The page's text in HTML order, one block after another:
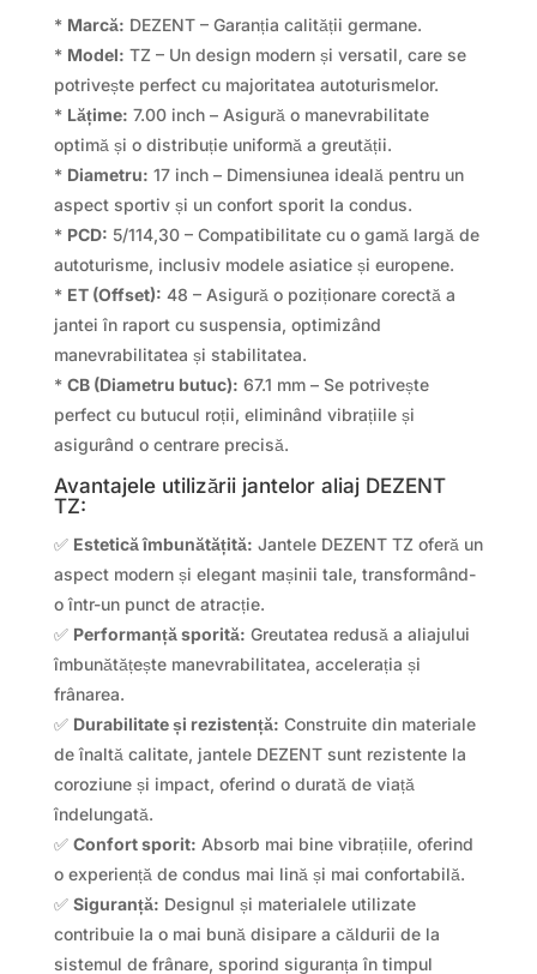
* Marcă: DEZENT – Garanția calității germane.
* Model: TZ – Un design modern și versatil, care se
potrivește perfect cu majoritatea autoturismelor.
* Lățime: 7.00 inch – Asigură o manevrabilitate
optimă și o distribuție uniformă a greutății.
* Diametru: 17 inch – Dimensiunea ideală pentru un
aspect sportiv și un confort sporit la condus.
* PCD: 5/114,30 – Compatibilitate cu o gamă largă de
autoturisme, inclusiv modele asiatice și europene.
* ET (Offset): 48 – Asigură o poziționare corectă a
jantei în raport cu suspensia, optimizând
manevrabilitatea și stabilitatea.
* CB (Diametru butuc): 67.1 mm – Se potrivește
perfect cu butucul roții, eliminând vibrațiile și
asigurând o centrare precisă.
Avantajele utilizării jantelor aliaj DEZENT
TZ:
✅ Estetică îmbunătățită: Jantele DEZENT TZ oferă un
aspect modern și elegant mașinii tale, transformând-
o într-un punct de atracție.
✅ Performanță sporită: Greutatea redusă a aliajului
îmbunătățește manevrabilitatea, accelerația și
frânarea.
✅ Durabilitate și rezistență: Construite din materiale
de înaltă calitate, jantele DEZENT sunt rezistente la
coroziune și impact, oferind o durată de viață
îndelungată.
✅ Confort sporit: Absorb mai bine vibrațiile, oferind
o experiență de condus mai lină și mai confortabilă.
✅ Siguranță: Designul și materialele utilizate
contribuie la o mai bună disipare a căldurii de la
sistemul de frânare, sporind siguranța în timpul